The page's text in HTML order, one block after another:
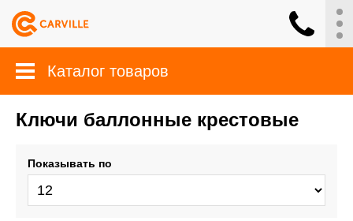
Каталог товаров
Ключи баллонные крестовые
Показывать по